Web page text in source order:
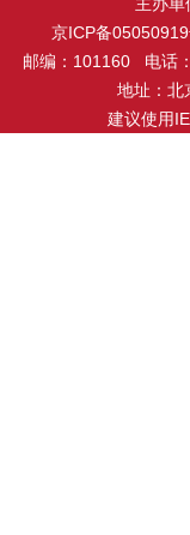
京ICP备
邮编：101160 电话
地址：北
建议使用